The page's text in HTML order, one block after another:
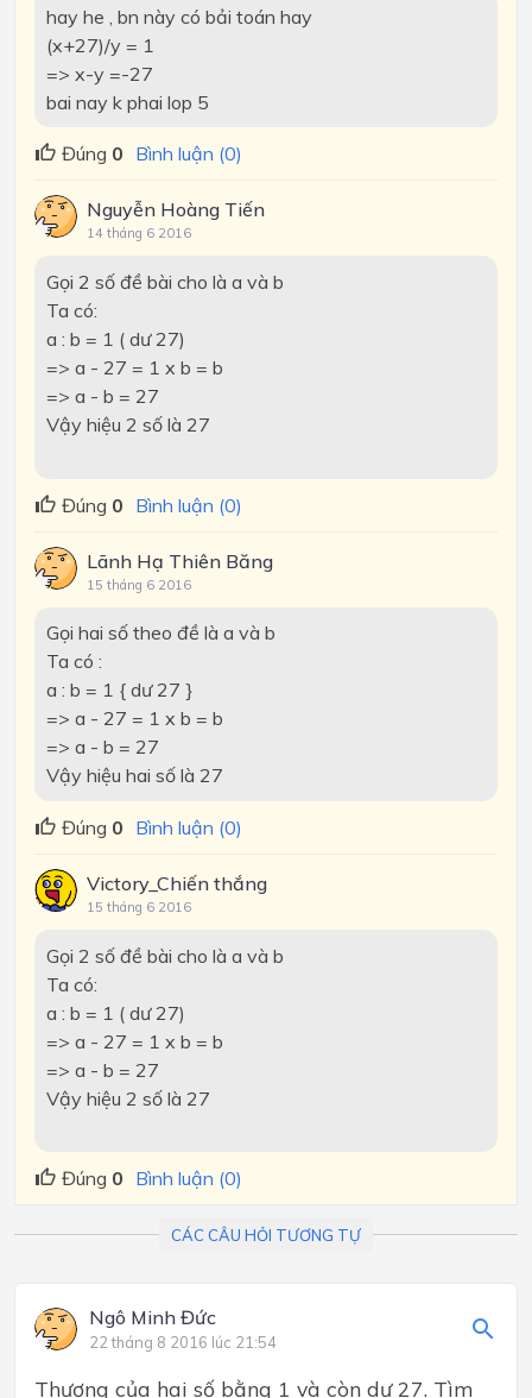
hay he , bn này có bải toán hay
(x+27)/y = 1
=> x-y =-27
bai nay k phai lop 5
Đúng 0 Bình luận (0)
Nguyễn Hoàng Tiến
14 tháng 6 2016
Gọi 2 số đề bài cho là a và b
Ta có:
a : b = 1 ( dư 27)
=> a - 27 = 1 x b = b
=> a - b = 27
Vậy hiệu 2 số là 27
Đúng 0 Bình luận (0)
Lãnh Hạ Thiên Băng
15 tháng 6 2016
Gọi hai số theo đề là a và b
Ta có :
a : b = 1 { dư 27 }
=> a - 27 = 1 x b = b
=> a - b = 27
Vậy hiệu hai số là 27
Đúng 0 Bình luận (0)
Victory_Chiến thắng
15 tháng 6 2016
Gọi 2 số đề bài cho là a và b
Ta có:
a : b = 1 ( dư 27)
=> a - 27 = 1 x b = b
=> a - b = 27
Vậy hiệu 2 số là 27
Đúng 0 Bình luận (0)
CÁC CÂU HỎI TƯƠNG TỰ
Ngô Minh Đức
22 tháng 8 2016 lúc 21:54
Thương của hai số bằng 1 và còn dư 27. Tìm